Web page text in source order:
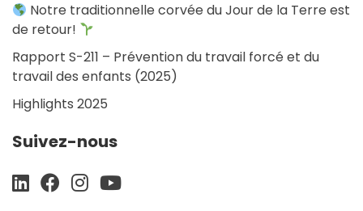
Notre traditionnelle corvée du Jour de la Terre est
de retour!
Rapport S-211 – Prévention du travail forcé et du
travail des enfants (2025)
Highlights 2025
Suivez-nous